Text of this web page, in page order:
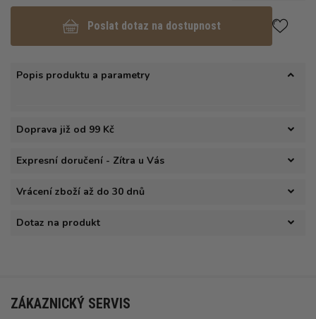
Poslat dotaz na dostupnost
Popis produktu a parametry
Doprava již od 99 Kč
Expresní doručení - Zítra u Vás
Vrácení zboží až do 30 dnů
Dotaz na produkt
ZÁKAZNICKÝ SERVIS